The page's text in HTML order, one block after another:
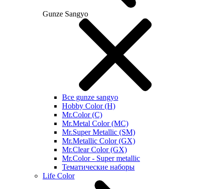
Gunze Sangyo
Все gunze sangyo
Hobby Color (H)
Mr.Color (C)
Mr.Metal Color (MC)
Mr.Super Metallic (SM)
Mr.Metallic Color (GX)
Mr.Clear Color (GX)
Mr.Color - Super metallic
Тематические наборы
Life Color